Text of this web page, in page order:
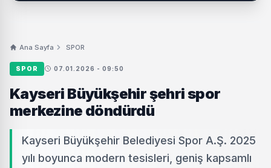
Ana Sayfa SPOR
SPOR 07.01.2026 - 09:50
Kayseri Büyükşehir şehri spor
merkezine döndürdü
Kayseri Büyükşehir Belediyesi Spor A.Ş. 2025
yılı boyunca modern tesisleri, geniş kapsamlı